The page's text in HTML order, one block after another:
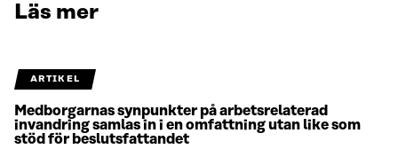
Läs mer
ARTIKEL
Medborgarnas synpunkter på arbetsrelaterad
invandring samlas in i en omfattning utan like som
stöd för beslutsfattandet